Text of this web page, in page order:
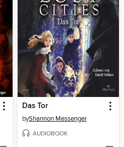
Das Tor
byShannon Messenger
AUDIOBOOK